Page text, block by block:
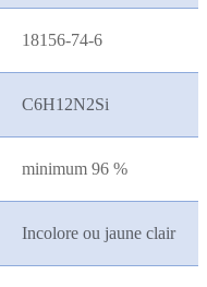
18156-74-6
C6H12N2Si
minimum 96 %
Incolore ou jaune clair